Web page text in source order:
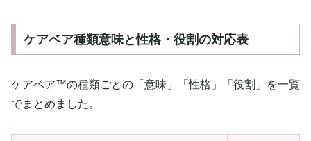
ケアベア種類意味と性格・役割の対応表
ケアベア™の種類ごとの「意味」「性格」「役割」を一覧
でまとめました。